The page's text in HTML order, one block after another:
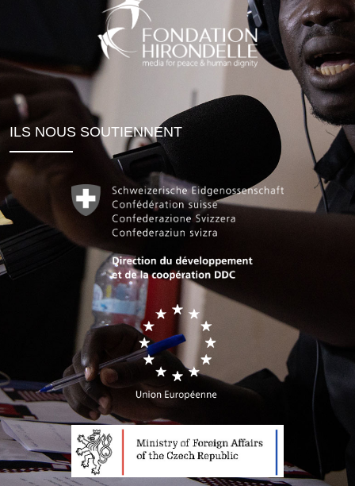
ILS NOUS SOUTIENNENT